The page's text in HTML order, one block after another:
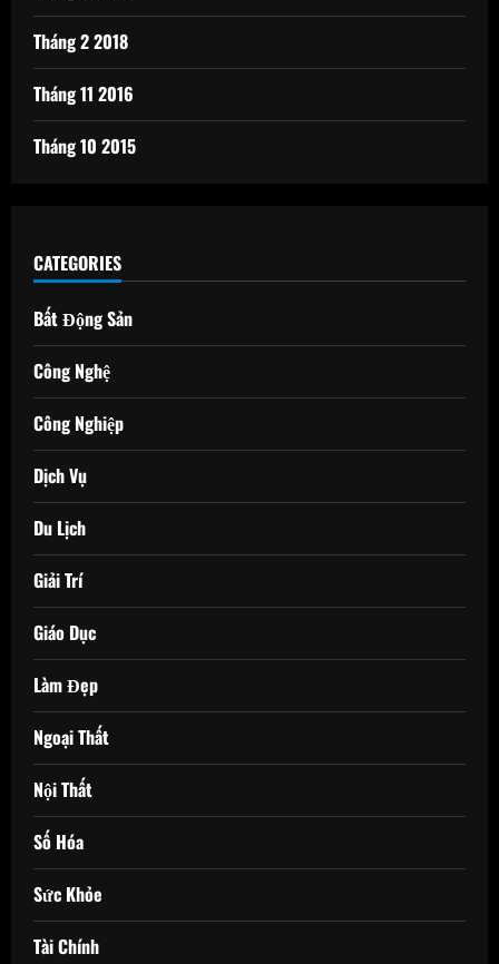
Tháng 2 2018
Tháng 11 2016
Tháng 10 2015
CATEGORIES
Bất Động Sản
Công Nghệ
Công Nghiệp
Dịch Vụ
Du Lịch
Giải Trí
Giáo Dục
Làm Đẹp
Ngoại Thất
Nội Thất
Số Hóa
Sức Khỏe
Tài Chính